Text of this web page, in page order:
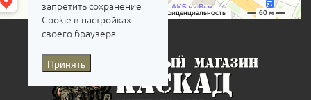
запретить сохранение
Cookie в настройках
своего браузера
Принять